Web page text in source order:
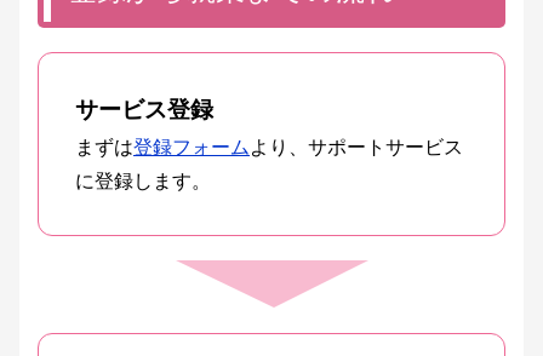
サービス登録
まずは登録フォーム より、サポートサービス
に登録します。